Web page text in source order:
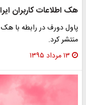
هک اطلاعات کاربران
منتشر کرد.
۱۳ مرداد ۱۳۹۵